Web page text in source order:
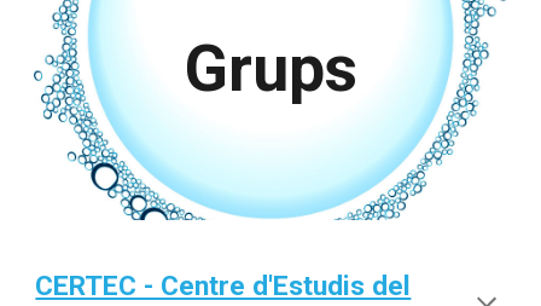
Grups
CERTEC - Centre d'Estudis del